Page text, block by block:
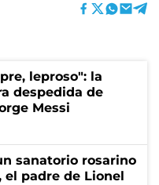
leproso": la
despedida de
Messi
sanatorio rosarino
el padre de Lionel